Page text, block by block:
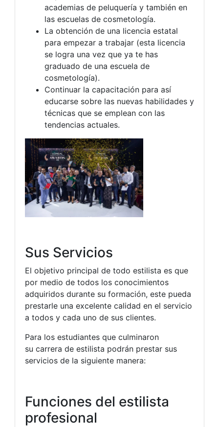
academias de peluquería y también en
las escuelas de cosmetología.
La obtención de una licencia estatal
para empezar a trabajar (esta licencia
se logra una vez que ya te has
graduado de una escuela de
cosmetología).
Continuar la capacitación para así
educarse sobre las nuevas habilidades y
técnicas que se emplean con las
tendencias actuales.
Sus Servicios
El objetivo principal de todo estilista es que
por medio de todos los conocimientos
adquiridos durante su formación, este pueda
prestarle una excelente calidad en el servicio
a todos y cada uno de sus clientes.
Para los estudiantes que culminaron
su carrera de estilista podrán prestar sus
servicios de la siguiente manera:
Funciones del estilista
profesional